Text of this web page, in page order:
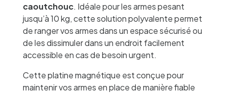
caoutchouc. Idéale pour les armes pesant
jusqu’à 10 kg, cette solution polyvalente permet
de ranger vos armes dans un espace sécurisé ou
de les dissimuler dans un endroit facilement
accessible en cas de besoin urgent.
Cette platine magnétique est conçue pour
maintenir vos armes en place de manière fiable